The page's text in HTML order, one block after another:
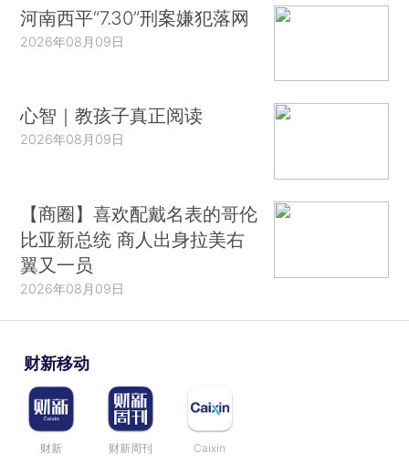
河南西平“7.30”刑案嫌犯落网
2026年08月09日
心智｜教孩子真正阅读
2026年08月09日
【商圈】喜欢配戴名表的哥伦
比亚新总统 商人出身拉美右
翼又一员
2026年08月09日
财新移动
财新 财新周刊 Caixin